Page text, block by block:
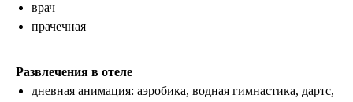
врач
прачечная
Развлечения в отеле
дневная анимация: аэробика, водная гимнастика, дартс,